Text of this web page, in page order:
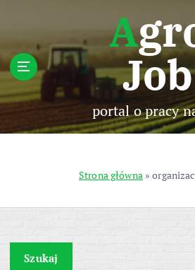
p
t
c
n
Agro
Job
portal o pracy
Strona główna»
Szukaj